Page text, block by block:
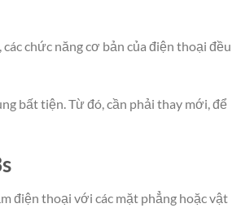
chức năng cơ bản của điện thoại đều
bất tiện. Từ đó, cần phải thay mới, để
điện thoại với các mặt phẳng hoặc vật